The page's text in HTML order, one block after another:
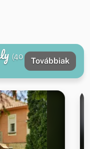
(40
Továbbiak